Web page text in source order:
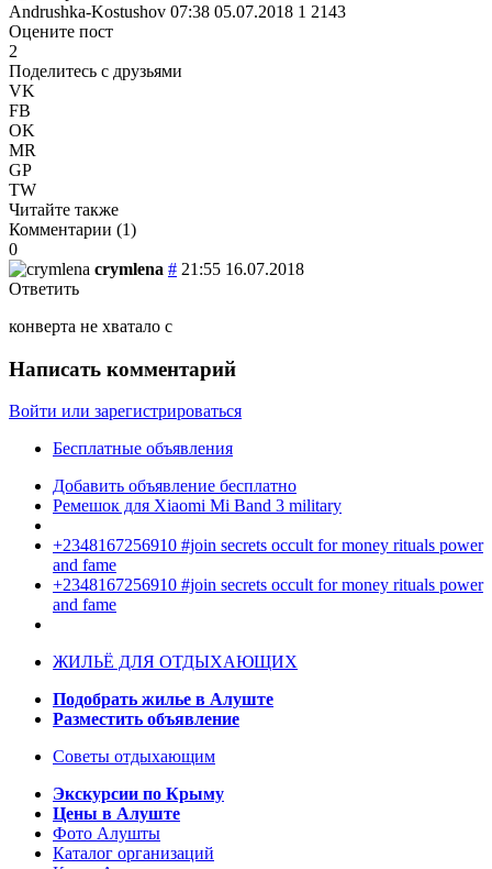
Andrushka-Kostushov 07:38 05.07.2018 1 2143
Оцените пост
2
Поделитесь с друзьями
VK
FB
OK
MR
GP
TW
Читайте также
Комментарии (1)
0
crymlena # 21:55 16.07.2018
Ответить
конверта не хватало с
Написать комментарий
Войти или зарегистрироваться
Бесплатные объявления
Добавить объявление бесплатно
Ремешок для Xiaomi Mi Band 3 military
+2348167256910 #join secrets occult for money rituals power
and fame
+2348167256910 #join secrets occult for money rituals power
and fame
ЖИЛЬЁ ДЛЯ ОТДЫХАЮЩИХ
Подобрать жилье в Алуште
Разместить объявление
Советы отдыхающим
Экскурсии по Крыму
Цены в Алуште
Фото Алушты
Каталог организаций